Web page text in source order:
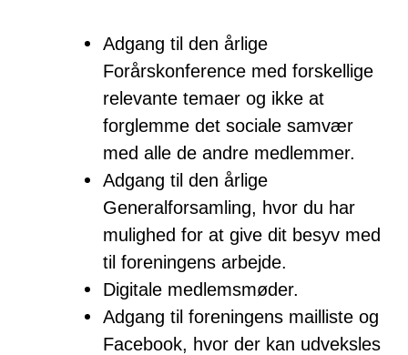
Adgang til den årlige
Forårskonference med forskellige
relevante temaer og ikke at
forglemme det sociale samvær
med alle de andre medlemmer.
Adgang til den årlige
Generalforsamling, hvor du har
mulighed for at give dit besyv med
til foreningens arbejde.
Digitale medlemsmøder.
Adgang til foreningens mailliste og
Facebook, hvor der kan udveksles